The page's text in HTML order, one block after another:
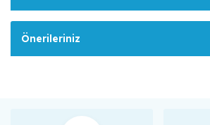
Önerileriniz